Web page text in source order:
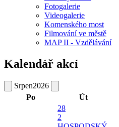
Fotogalerie
Videogalerie
Komenského most
Filmování ve městě
MAP II - Vzdělávání
Kalendář akcí
Srpen2026
Po
Út
28
2